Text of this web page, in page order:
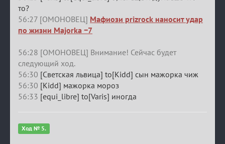
то?
56:27 [ОМОНОВЕЦ] Мафиози prizrock наносит удар
по жизни Majorka −7
56:28 [ОМОНОВЕЦ] Внимание! Сейчас будет
следующий ход.
56:30 [Светская львица] to[Kidd] сын мажорка чиж
56:30 [Kidd] мажорка мороз
56:33 [equi_libre] to[Varis] иногда
Ход № 5.